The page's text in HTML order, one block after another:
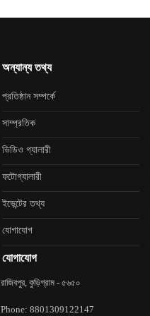
অন্যান্য তথ্য
প্রতিষ্ঠান সম্পর্কে
সাম্প্রতিক
ভিডিও গ্যালারী
ফটোগ্যালারী
ইভেন্টের তথ্য
যোগাযোগ
যোগাযোগ
রাজিবপুর, কুড়িগ্রাম - ৫৬৫০
Phone: 8801309122147